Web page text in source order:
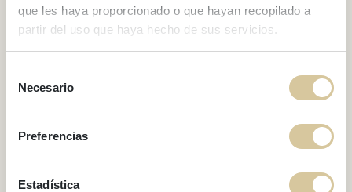
que les haya proporcionado o que hayan recopilado a
partir del uso que haya hecho de sus servicios.
Necesario
Preferencias
Estadística
BLOG
The best ice cream